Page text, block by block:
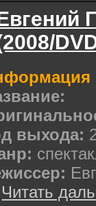
выхода:
Читать